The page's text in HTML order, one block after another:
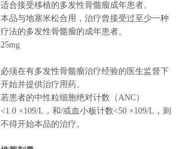
适合接受移植的多发性骨髓瘤成年患者。
本品与地塞米松合用，治疗曾接受过至少一种
疗法的多发性骨髓瘤的成年患者。
25mg
必须在有多发性骨髓瘤治疗经验的医生监督下
开始并提供治疗用药。
若患者的中性粒细胞绝对计数（ANC）
<1.0 ×109/L，和/或血小板计数<50 ×109/L，则
不得开始本品的治疗。